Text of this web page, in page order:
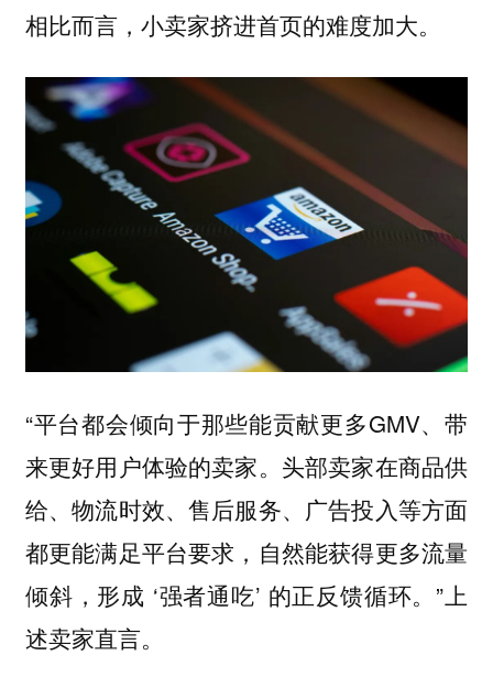
相比而言，小卖家挤进首页的难度加大。
“平台都会倾向于那些能贡献更多GMV、带
来更好用户体验的卖家。头部卖家在商品供
给、物流时效、售后服务、广告投入等方面
都更能满足平台要求，自然能获得更多流量
倾斜，形成 ‘强者通吃’ 的正反馈循环。”上
述卖家直言。